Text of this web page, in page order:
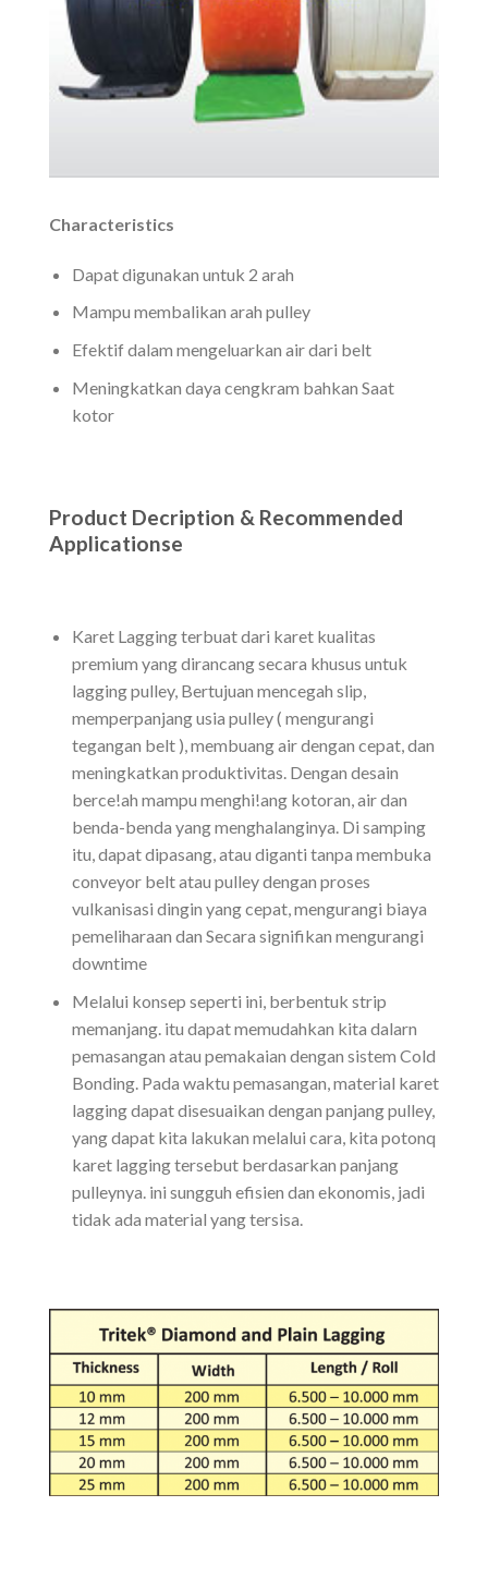
Characteristics
Dapat digunakan untuk 2 arah
Mampu membalikan arah pulley
Efektif dalam mengeluarkan air dari belt
Meningkatkan daya cengkram bahkan Saat
kotor
Product Decription & Recommended
Applicationse
Karet Lagging terbuat dari karet kualitas
premium yang dirancang secara khusus untuk
lagging pulley, Bertujuan mencegah slip,
memperpanjang usia pulley ( mengurangi
tegangan belt ), membuang air dengan cepat, dan
meningkatkan produktivitas. Dengan desain
berce!ah mampu menghi!ang kotoran, air dan
benda-benda yang menghalanginya. Di samping
itu, dapat dipasang, atau diganti tanpa membuka
conveyor belt atau pulley dengan proses
vulkanisasi dingin yang cepat, mengurangi biaya
pemeliharaan dan Secara signifikan mengurangi
downtime
Melalui konsep seperti ini, berbentuk strip
memanjang. itu dapat memudahkan kita dalarn
pemasangan atau pemakaian dengan sistem Cold
Bonding. Pada waktu pemasangan, material karet
lagging dapat disesuaikan dengan panjang pulley,
yang dapat kita lakukan melalui cara, kita potonq
karet lagging tersebut berdasarkan panjang
pulleynya. ini sungguh efisien dan ekonomis, jadi
tidak ada material yang tersisa.